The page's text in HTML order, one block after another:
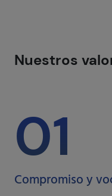
Nuestros
01
Compromiso y